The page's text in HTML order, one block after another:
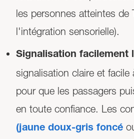
les personnes atteintes de
l'intégration sensorielle).
Signalisation facilement
signalisation claire et facile
pour que les passagers
en toute confiance. Les
(jaune doux-gris foncé